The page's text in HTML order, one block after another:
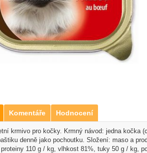
Komentáře Hodnocení
krmivo pro kočky. Krmný návod: jedna kočka
denně jako pochoutku. Složení: maso a
110 g / kg, vlhkost 81%, tuky 50 g / kg,